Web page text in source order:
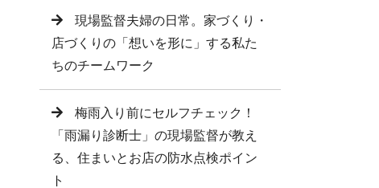
現場監督夫婦の日常。家づくり・
店づくりの「想いを形に」する私た
ちのチームワーク
梅雨入り前にセルフチェック！
「雨漏り診断士」の現場監督が教え
る、住まいとお店の防水点検ポイン
ト